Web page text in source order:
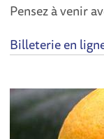
Pensez à venir
Billeterie en